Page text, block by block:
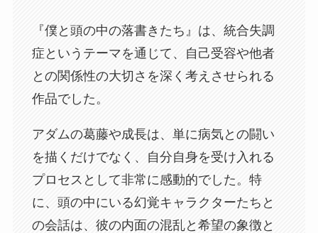
『僕と頭の中の落書きたち』は、統合失調
症というテーマを通じて、自己受容や他者
との関係性の大切さを深く考えさせられる
作品でした。
アダムの葛藤や成長は、単に病気との闘い
を描くだけでなく、自分自身を受け入れる
プロセスとして非常に感動的でした。特
に、頭の中にいる幻覚キャラクターたちと
の会話は、彼の内面の混乱と希望の象徴と